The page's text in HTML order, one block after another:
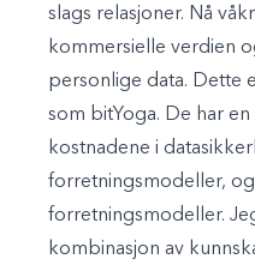
slags relasjoner. Nå
kommersielle verdien
personlige data. Dette
som bitYoga. De har
kostnadene i
forretningsmodeller,
forretningsmodeller.
kombinasjon av